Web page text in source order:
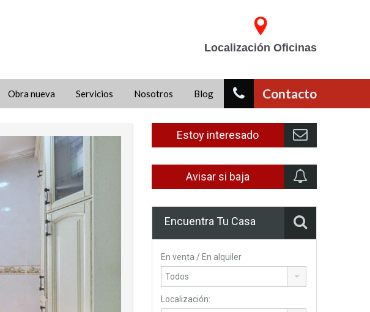
Localización Oficinas
Contacto
Obra nueva Servicios Nosotros Blog
Estoy interesado
Avisar si baja
Encuentra Tu Casa
En venta / En alquiler
Localización: